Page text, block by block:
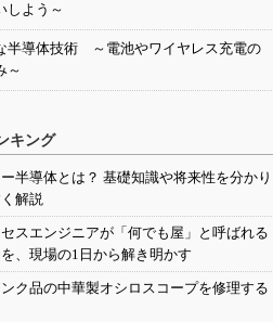
しよう～
半導体技術 ～電池やワイヤレス充電の
～
キング
半導体とは？ 基礎知識や将来性を分かり
解説
スエンジニアが「何でも屋」と呼ばれる
、現場の1日から解き明かす
ク品の中華製オシロスコープを修理する